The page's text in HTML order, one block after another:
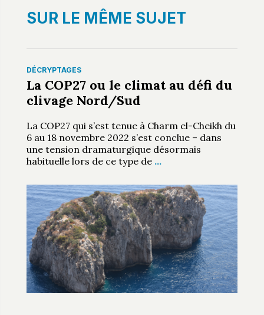
SUR LE MÊME SUJET
DÉCRYPTAGES
La COP27 ou le climat au défi du
clivage Nord/Sud
La COP27 qui s’est tenue à Charm el-Cheikh du
6 au 18 novembre 2022 s’est conclue – dans
une tension dramaturgique désormais
habituelle lors de ce type de …